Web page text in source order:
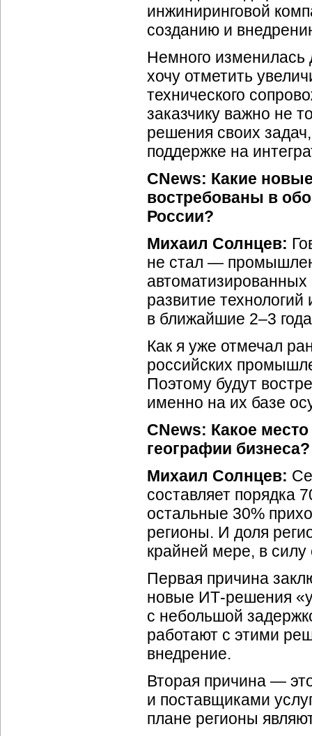
инжиниринговой
созданию и
Немного изменилась
хочу отметить
технического
заказчику важно не
решения своих
поддержке на
CNews: Какие
востребованы в
России?
Михаил Солнцев:
не стал —
развитие
в ближайшие 2–3
Как я уже отмечал
российских
Поэтому будут
именно на их базе
CNews: Какое
географии бизнеса?
Михаил Солнцев:
составляет порядка
остальные 30%
регионы. И доля
крайней мере, в
Первая причина
новые ИТ-решения
с небольшой
работают с этими
внедрение.
Вторая причина —
и поставщиками
плане регионы